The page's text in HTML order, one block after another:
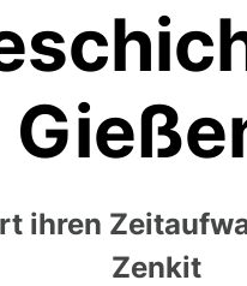
ihren
Zenkit